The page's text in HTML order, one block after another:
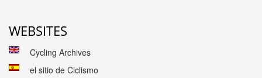
WEBSITES
Cycling Archives
el sitio de Ciclismo